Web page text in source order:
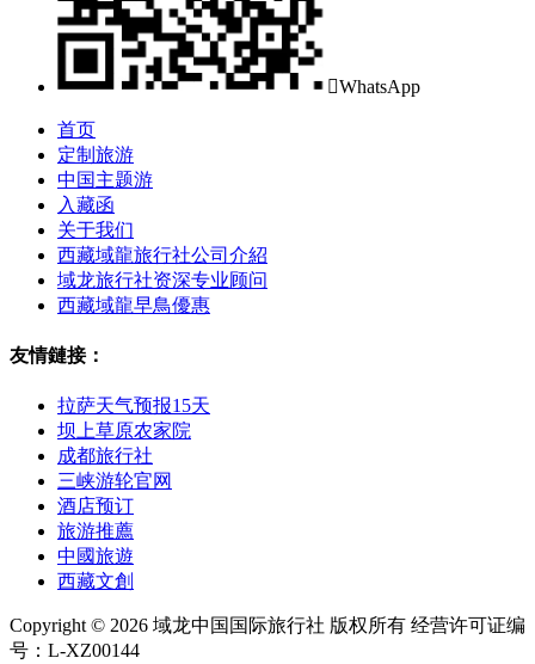
WhatsApp
首页
定制旅游
中国主题游
入藏函
关于我们
西藏域龍旅行社公司介紹
域龙旅行社资深专业顾问
西藏域龍早鳥優惠
友情鏈接：
拉萨天气预报15天
坝上草原农家院
成都旅行社
三峡游轮官网
酒店预订
旅游推薦
中國旅遊
西藏文創
Copyright © 2026 域龙中国国际旅行社 版权所有 经营许可证编
号：L-XZ00144